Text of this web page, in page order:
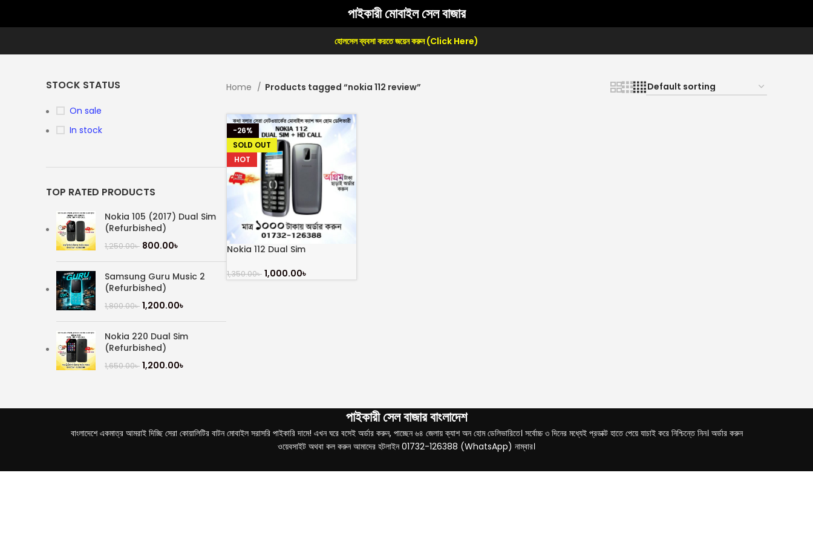
পাইকারী মোবাইল সেল বাজার
হোলসেল ব্যবসা করতে জয়েন করুন (Click Here)
STOCK STATUS
On sale
In stock
TOP RATED PRODUCTS
Nokia 105 (2017) Dual Sim
(Refurbished)
1,250.00৳ 800.00৳
Samsung Guru Music 2
(Refurbished)
1,800.00৳ 1,200.00৳
Nokia 220 Dual Sim
(Refurbished)
1,650.00৳ 1,200.00৳
Home Products tagged “nokia 112 review”
-26%
SOLD OUT
HOT
Nokia 112 Dual Sim
1,350.00৳ 1,000.00৳
পাইকারী সেল বাজার বাংলাদেশ
বাংলাদেশে একমাত্র আমরাই দিচ্ছি সেরা কোয়ালিটির বাটন মোবাইল সরাসরি পাইকারি দামে! এখন ঘরে বসেই অর্ডার করুন, পাচ্ছেন ৬৪ জেলায় ক্যাশ অন হোম ডেলিভারিতে। সর্বোচ্চ ৩ দিনের মধ্যেই প্রডাক্ট হাতে পেয়ে যাচাই করে নিশ্চিন্তে নিন। অর্ডার করুন
ওয়েবসাইট অথবা কল করুন আমাদের হটলাইন 01732-126388 (WhatsApp) নাম্বার।